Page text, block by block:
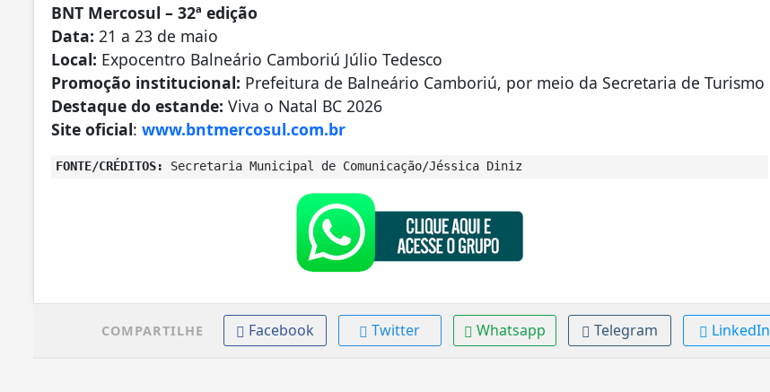
BNT Mercosul – 32ª edição
Data: 21 a 23 de maio
Local: Expocentro Balneário Camboriú Júlio Tedesco
Promoção institucional: Prefeitura de Balneário Camboriú, por meio da Secretaria de Turismo
Destaque do estande: Viva o Natal BC 2026
Site oficial: www.bntmercosul.com.br
FONTE/CRÉDITOS: Secretaria Municipal de Comunicação/Jéssica Diniz
COMPARTILHE Facebook Twitter Whatsapp Telegram LinkedIn